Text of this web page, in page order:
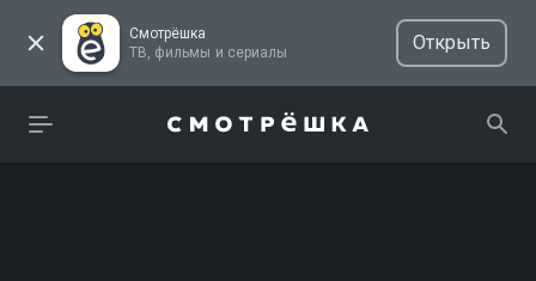
Смотрёшка
ТВ, фильмы и сериалы
Открыть